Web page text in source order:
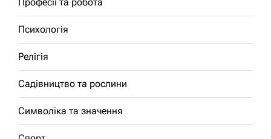
Психологія
Релігія
Садівництво та рослини
Символіка та значення